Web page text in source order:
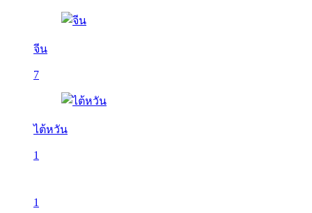
จีน
7
ไต้หวัน
1
1